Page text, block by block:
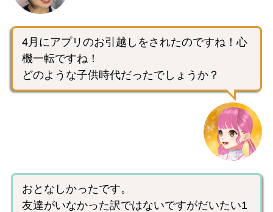
4月にアプリのお引越しをされたのですね！心
機一転ですね！
どのような子供時代だったでしょうか？
おとなしかったです。
友達がいなかった訳ではないですがだいたい1